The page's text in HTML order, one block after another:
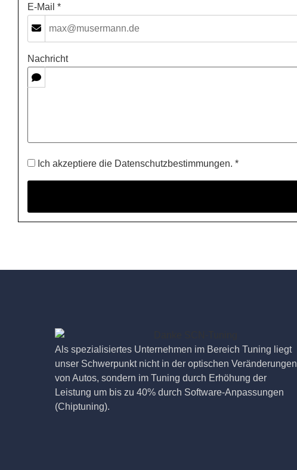
E-Mail *
Nachricht
Ich akzeptiere die Datenschutzbestimmungen. *
Als spezialisiertes Unternehmen im Bereich Tuning liegt
unser Schwerpunkt nicht in der optischen Veränderungen
von Autos, sondern im Tuning durch Erhöhung der
Leistung um bis zu 40% durch Software-Anpassungen
(Chiptuning).